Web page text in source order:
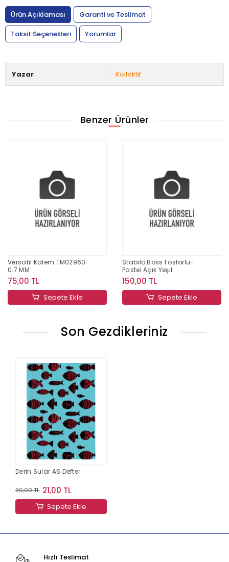
Ürün Açıklaması
Garanti ve Teslimat
Taksit Seçenekleri
Yorumlar
Yazar Kollektif
Benzer Ürünler
Versatil Kalem TM02960
0.7 MM
75,00 TL
Sepete Ekle
Stabilo Boss Fosforlu-
Pastel Açık Yeşil
150,00 TL
Sepete Ekle
Son Gezdikleriniz
Derin Sular A5 Defter
30,00 TL 21,00 TL
Sepete Ekle
Hızlı Teslimat